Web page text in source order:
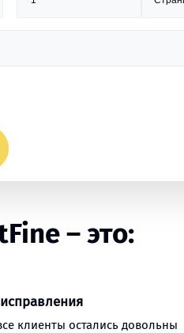
– это:
клиенты остались довольны